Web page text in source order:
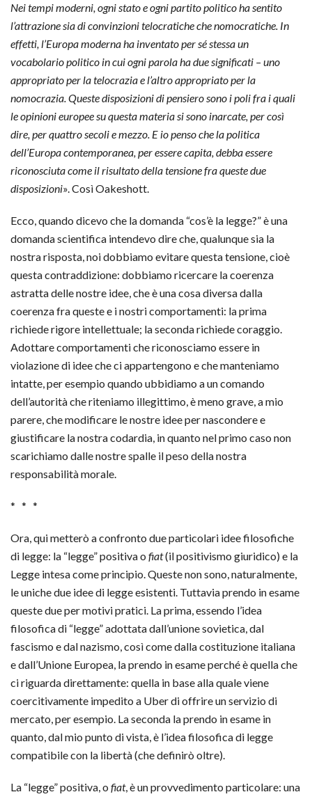
Nei tempi moderni, ogni stato e ogni partito politico ha sentito
l’attrazione sia di convinzioni telocratiche che nomocratiche. In
effetti, l’Europa moderna ha inventato per sé stessa un
vocabolario politico in cui ogni parola ha due significati – uno
appropriato per la telocrazia e l’altro appropriato per la
nomocrazia. Queste disposizioni di pensiero sono i poli fra i quali
le opinioni europee su questa materia si sono inarcate, per così
dire, per quattro secoli e mezzo. E io penso che la politica
dell’Europa contemporanea, per essere capita, debba essere
riconosciuta come il risultato della tensione fra queste due
disposizioni». Così Oakeshott.
Ecco, quando dicevo che la domanda “cos’è la legge?” è una
domanda scientifica intendevo dire che, qualunque sia la
nostra risposta, noi dobbiamo evitare questa tensione, cioè
questa contraddizione: dobbiamo ricercare la coerenza
astratta delle nostre idee, che è una cosa diversa dalla
coerenza fra queste e i nostri comportamenti: la prima
richiede rigore intellettuale; la seconda richiede coraggio.
Adottare comportamenti che riconosciamo essere in
violazione di idee che ci appartengono e che manteniamo
intatte, per esempio quando ubbidiamo a un comando
dell’autorità che riteniamo illegittimo, è meno grave, a mio
parere, che modificare le nostre idee per nascondere e
giustificare la nostra codardia, in quanto nel primo caso non
scarichiamo dalle nostre spalle il peso della nostra
responsabilità morale.
* * *
Ora, qui metterò a confronto due particolari idee filosofiche
di legge: la “legge” positiva o fiat(il positivismo giuridico) e la
Legge intesa come principio. Queste non sono, naturalmente,
le uniche due idee di legge esistenti. Tuttavia prendo in esame
queste due per motivi pratici. La prima, essendo l’idea
filosofica di “legge” adottata dall’unione sovietica, dal
fascismo e dal nazismo, così come dalla costituzione italiana
e dall’Unione Europea, la prendo in esame perché è quella che
ci riguarda direttamente: quella in base alla quale viene
coercitivamente impedito a Uber di offrire un servizio di
mercato, per esempio. La seconda la prendo in esame in
quanto, dal mio punto di vista, è l’idea filosofica di legge
compatibile con la libertà (che definirò oltre).
La “legge” positiva, o fiat, è un provvedimento particolare: una